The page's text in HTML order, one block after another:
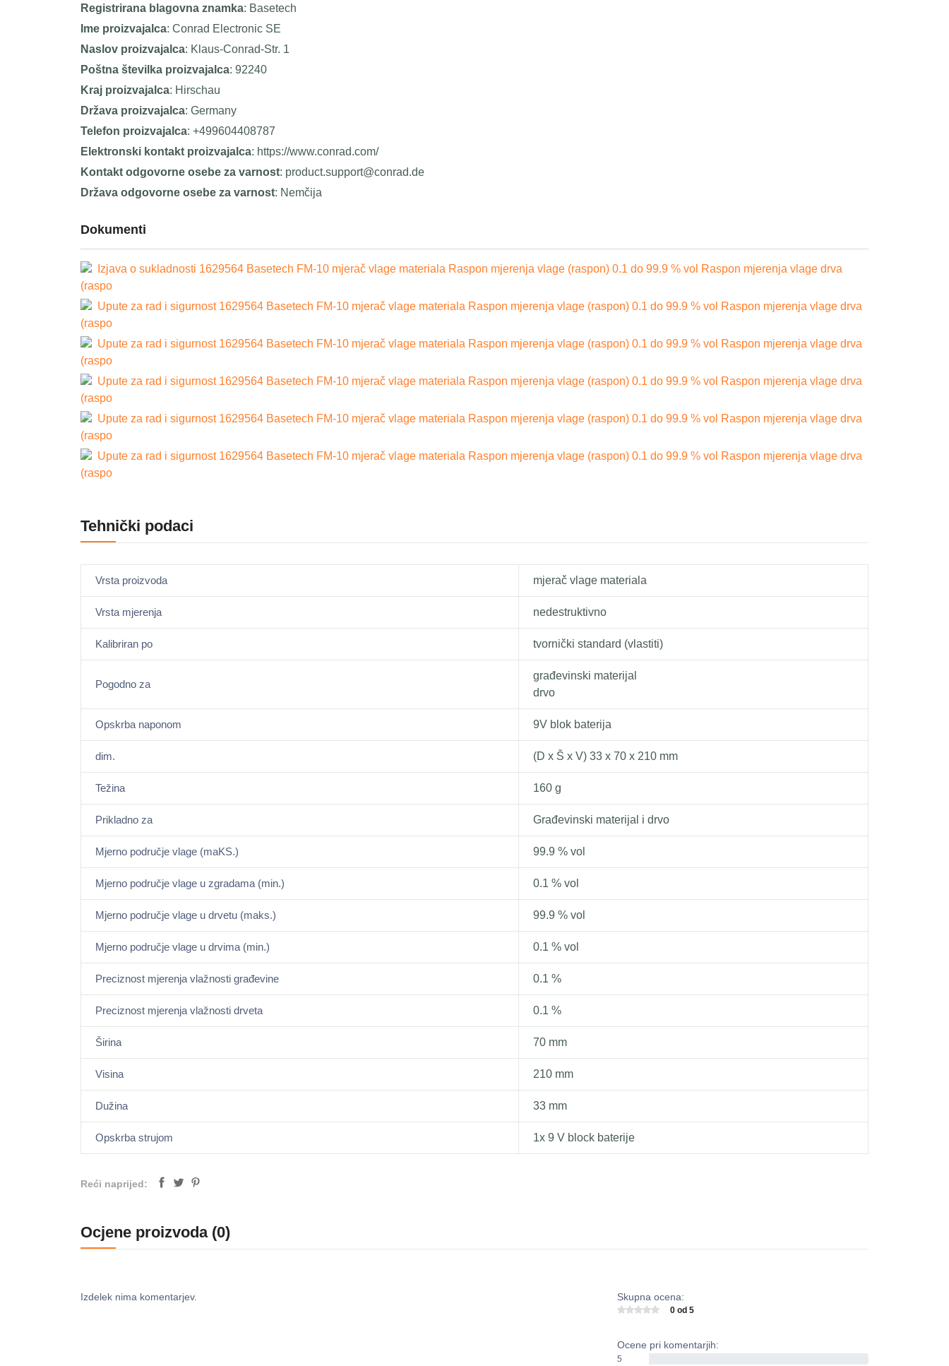
Registrirana blagovna znamka: Basetech
Ime proizvajalca: Conrad Electronic SE
Naslov proizvajalca: Klaus-Conrad-Str. 1
Poštna številka proizvajalca: 92240
Kraj proizvajalca: Hirschau
Država proizvajalca: Germany
Telefon proizvajalca: +499604408787
Elektronski kontakt proizvajalca: https://www.conrad.com/
Kontakt odgovorne osebe za varnost: product.support@conrad.de
Država odgovorne osebe za varnost: Nemčija
Dokumenti
Izjava o sukladnosti 1629564 Basetech FM-10 mjerač vlage materiala Raspon mjerenja vlage (raspon) 0.1 do 99.9 % vol Raspon mjerenja vlage drva
(raspo
Upute za rad i sigurnost 1629564 Basetech FM-10 mjerač vlage materiala Raspon mjerenja vlage (raspon) 0.1 do 99.9 % vol Raspon mjerenja vlage drva
(raspo
Upute za rad i sigurnost 1629564 Basetech FM-10 mjerač vlage materiala Raspon mjerenja vlage (raspon) 0.1 do 99.9 % vol Raspon mjerenja vlage drva
(raspo
Upute za rad i sigurnost 1629564 Basetech FM-10 mjerač vlage materiala Raspon mjerenja vlage (raspon) 0.1 do 99.9 % vol Raspon mjerenja vlage drva
(raspo
Upute za rad i sigurnost 1629564 Basetech FM-10 mjerač vlage materiala Raspon mjerenja vlage (raspon) 0.1 do 99.9 % vol Raspon mjerenja vlage drva
(raspo
Upute za rad i sigurnost 1629564 Basetech FM-10 mjerač vlage materiala Raspon mjerenja vlage (raspon) 0.1 do 99.9 % vol Raspon mjerenja vlage drva
(raspo
Tehnički podaci
Vrsta proizvoda mjerač vlage materiala
Vrsta mjerenja nedestruktivno
Kalibriran po tvornički standard (vlastiti)
Pogodno za
građevinski materijal
drvo
Opskrba naponom 9V blok baterija
dim. (D x Š x V) 33 x 70 x 210 mm
Težina 160 g
Prikladno za Građevinski materijal i drvo
Mjerno područje vlage (maKS.) 99.9 % vol
Mjerno područje vlage u zgradama (min.) 0.1 % vol
Mjerno područje vlage u drvetu (maks.) 99.9 % vol
Mjerno područje vlage u drvima (min.) 0.1 % vol
Preciznost mjerenja vlažnosti građevine 0.1 %
Preciznost mjerenja vlažnosti drveta 0.1 %
Širina 70 mm
Visina 210 mm
Dužina 33 mm
Opskrba strujom 1x 9 V block baterije
Reći naprijed:
Ocjene proizvoda (0)
Izdelek nima komentarjev. Skupna ocena:
0 od 5
Ocene pri komentarjih:
5